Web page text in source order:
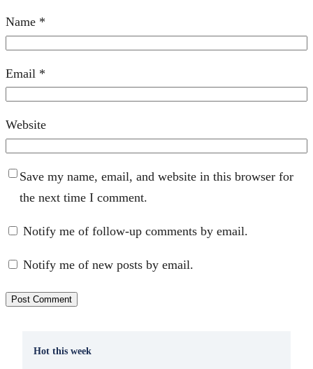
Name *
Email *
Website
Save my name, email, and website in this browser for
the next time I comment.
Notify me of follow-up comments by email.
Notify me of new posts by email.
Hot this week